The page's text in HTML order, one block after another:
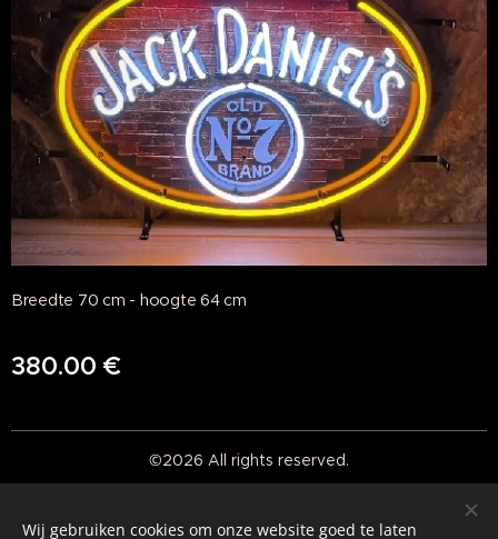
Breedte 70 cm - hoogte 64 cm
380.00 €
©2026 All rights reserved.
Wij gebruiken cookies om onze website goed te laten